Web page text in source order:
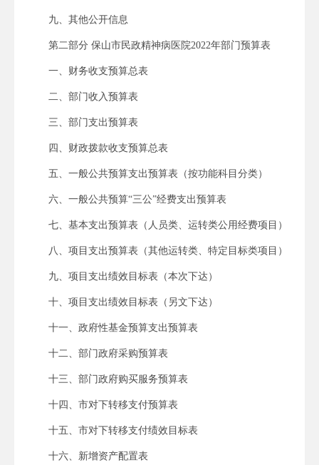
九、其他公开信息
第二部分 保山市民政精神病医院2022年部门预算表
一、财务收支预算总表
二、部门收入预算表
三、部门支出预算表
四、财政拨款收支预算总表
五、一般公共预算支出预算表（按功能科目分类）
六、一般公共预算“三公”经费支出预算表
七、基本支出预算表（人员类、运转类公用经费项目）
八、项目支出预算表（其他运转类、特定目标类项目）
九、项目支出绩效目标表（本次下达）
十、项目支出绩效目标表（另文下达）
十一、政府性基金预算支出预算表
十二、部门政府采购预算表
十三、部门政府购买服务预算表
十四、市对下转移支付预算表
十五、市对下转移支付绩效目标表
十六、新增资产配置表